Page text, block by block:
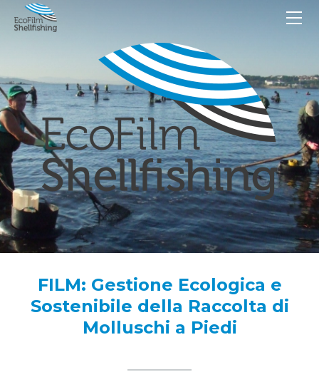
FILM: Gestione Ecologica e
Sostenibile della Raccolta di
Molluschi a Piedi
ES EN
Newsletters
A proposito di
Il progetto EcoFilm_Shellfishing
La pesca a piedi
Partner
Toolbox
Contatti